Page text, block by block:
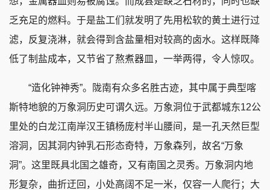
乏充足的燃料。于是盐工们就发明了先用松软的黄土进行过
滤，反复浇淋，就会得到含盐量相对较高的卤水。这样既降
低了制盐成本，又节省了熬煮器皿，一举两得，令人惊叹。
“造化钟神秀”。陇南有众多名胜古迹，其中属于典型喀
斯特地貌的万象洞历史可谓久远。万象洞位于武都城东12公
里处的白龙江南岸汉王镇杨庞村半山腰间，是一孔天然巨型
溶洞，因其洞内钟乳石形态奇特，万象森列，故名“万象
洞”。这里既具北国之雄奇，又有南国之灵秀。万象洞内地
形复杂，曲折迂回，小处高阔不足一米，仅容一人爬行；大